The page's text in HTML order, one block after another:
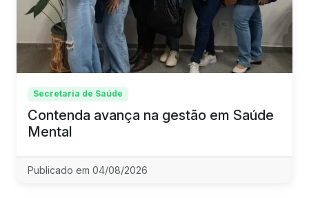
Secretaria de Saúde
Contenda avança na gestão em Saúde
Mental
Publicado em 04/08/2026